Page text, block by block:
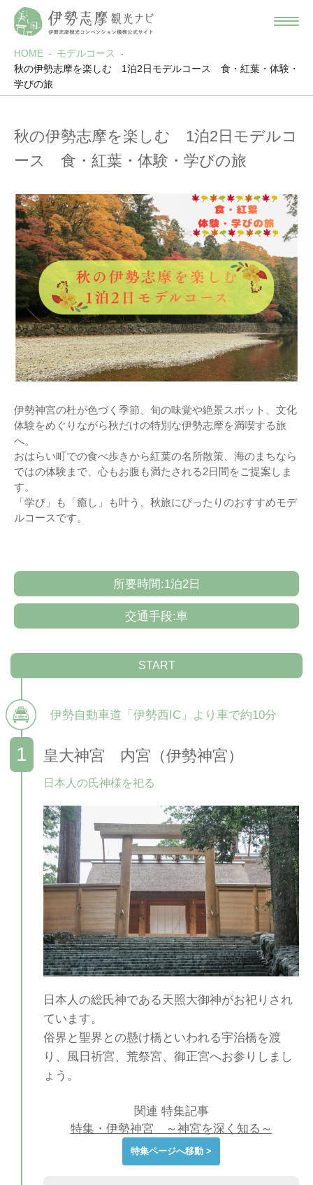
HOME
モデルコース
秋の伊勢志摩を楽しむ 1泊2日モデルコース 食・紅葉・体験・
学びの旅
秋の伊勢志摩を楽しむ 1泊2日モデルコ
ース 食・紅葉・体験・学びの旅
伊勢神宮の杜が色づく季節、旬の味覚や絶景スポット、文化
体験をめぐりながら秋だけの特別な伊勢志摩を満喫する旅
へ。
おはらい町での食べ歩きから紅葉の名所散策、海のまちなら
ではの体験まで、心もお腹も満たされる2日間をご提案しま
す。
「学び」も「癒し」も叶う、秋旅にぴったりのおすすめモデ
ルコースです。
所要時間:1泊2日
交通手段:車
START
伊勢自動車道「伊勢西IC」より車で約10分
皇大神宮 内宮（伊勢神宮）
日本人の氏神様を祀る
日本人の総氏神である天照大御神がお祀りされ
ています。
俗界と聖界との懸け橋といわれる宇治橋を渡
り、風日祈宮、荒祭宮、御正宮へお参りしまし
ょう。
関連 特集記事
特集・伊勢神宮 ～神宮を深く知る～
特集ページへ移動 >